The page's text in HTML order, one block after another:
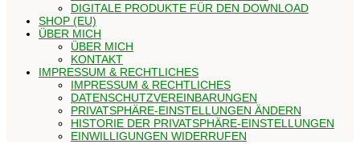
DIGITALE PRODUKTE FÜR DEN DOWNLOAD
SHOP (EU)
ÜBER MICH
ÜBER MICH
KONTAKT
IMPRESSUM & RECHTLICHES
IMPRESSUM & RECHTLICHES
DATENSCHUTZVEREINBARUNGEN
PRIVATSPHÄRE-EINSTELLUNGEN ÄNDERN
HISTORIE DER PRIVATSPHÄRE-EINSTELLUNGEN
EINWILLIGUNGEN WIDERRUFEN